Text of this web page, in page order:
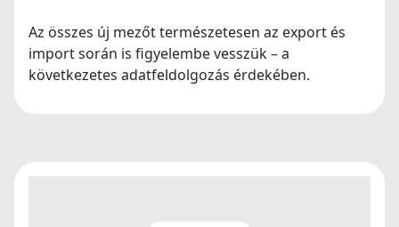
Az összes új mezőt természetesen az export és
import során is figyelembe vesszük – a
következetes adatfeldolgozás érdekében.